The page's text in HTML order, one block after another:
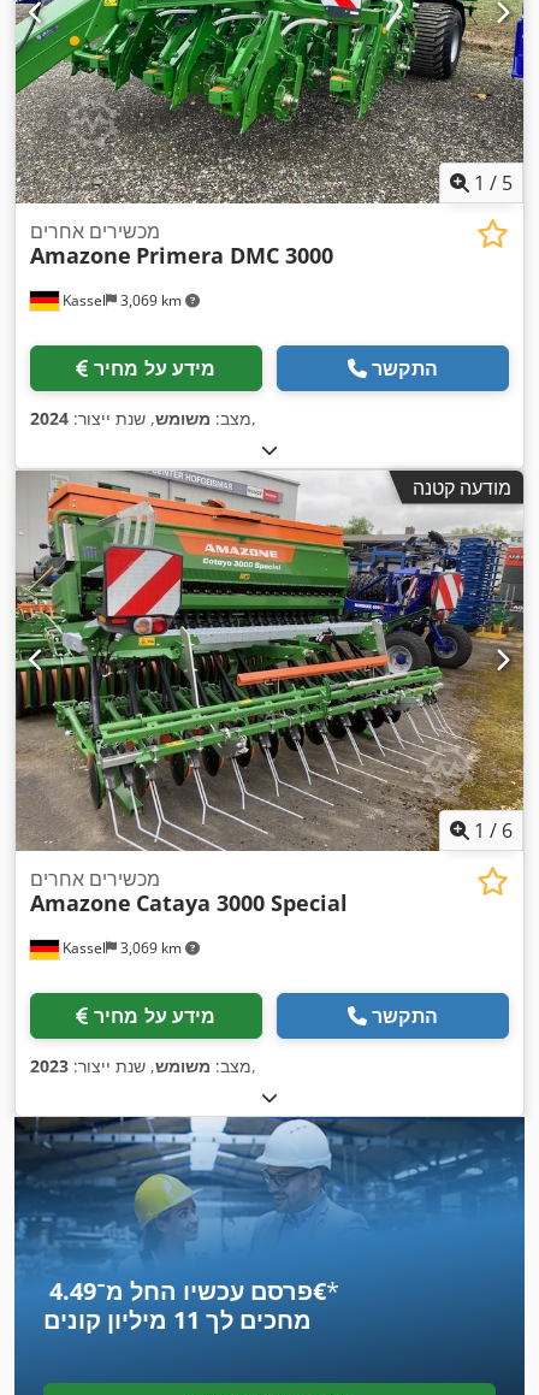
1 / 5
Kassel 3,069 km
מכשירים אחרים
Amazone Primera DMC 3000
מידע על מחיר התקשר
מצב: משומש, שנת ייצור: 2024 ,
מודעה קטנה
1 / 6
Kassel 3,069 km
מכשירים אחרים
Amazone Cataya 3000 Special
מידע על מחיר התקשר
מצב: משומש, שנת ייצור: 2023 ,
פרסם עכשיו החל מ־‏4.49 ‏€*
מחכים לך 11 מיליון קונים